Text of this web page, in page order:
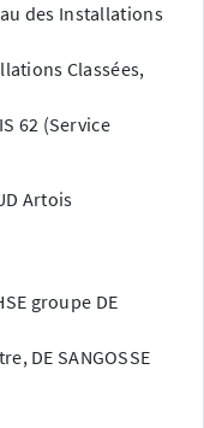
des Installations
Classées,
62 (Service
Artois
groupe DE
DE SANGOSSE